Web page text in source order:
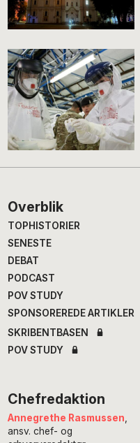
Footer
Overblik
TOPHISTORIER
SENESTE
DEBAT
PODCAST
POV STUDY
SPONSOREREDE ARTIKLER
SKRIBENTBASEN
POV STUDY
Chefredaktion
Annegrethe Rasmussen,
ansv. chef- og